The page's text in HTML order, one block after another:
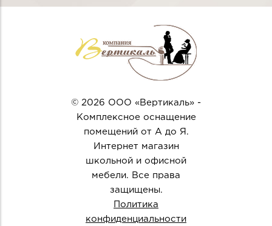
© 2026 ООО «Вертикаль» -
Комплексное оснащение
помещений от А до Я.
Интернет магазин
школьной и офисной
мебели. Все права
защищены.
Политика
конфиденциальности